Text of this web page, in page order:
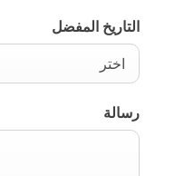
التاريخ المفضل
اختر
رسالة